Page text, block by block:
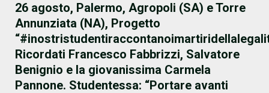
26 agosto, Palermo, Agropoli (SA) e Torre
Annunziata (NA), Progetto
Ricordati Francesco Fabbrizzi, Salvatore
Benignio e la giovanissima Carmela
Pannone. Studentessa: “Portare avanti